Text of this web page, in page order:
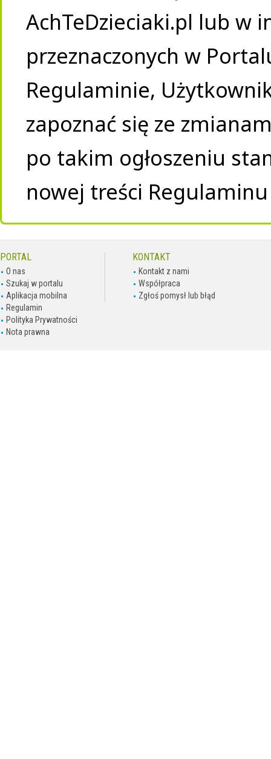
AchTeDzieciaki.pl lub w
przeznaczonych w
Regulaminie,
zapoznać się ze
po takim ogłoszeniu
nowej treści
PORTAL
O nas
Szukaj w portalu
Aplikacja mobilna
Regulamin
Polityka Prywatności
Nota prawna
KONTAKT
Kontakt z nami
Współpraca
Zgłoś pomysł lub błąd